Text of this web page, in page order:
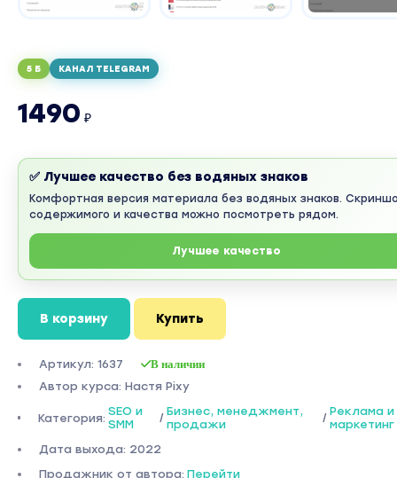
5 Б КАНАЛ TELEGRAM
1490 ₽
✅ Лучшее качество без водяных знаков
Комфортная версия материала без водяных знаков.
содержимого и качества можно посмотреть рядом.
Лучшее качество
В корзину Купить
Артикул: 1637 В наличии
Автор курса: Настя Pixy
Категория: SEO и
SMM
/ Бизнес, менеджмент,
продажи
/ Реклама и
маркетинг
Дата выхода: 2022
Продажник от автора: Перейти